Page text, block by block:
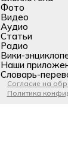
Фото
Видео
Аудио
Статьи
Радио
Вики-
Наши
Словарь-
Согласие на
Политика